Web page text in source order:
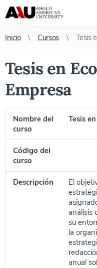
Inicio Cursos Tesis
Tesis en
Empresa
Nombre del
curso
Tesis
Código del
curso
Descripción
El
análisis
su
la
anual